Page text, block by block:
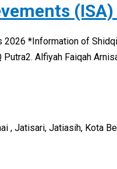
*Information of
Alfiyah Faiqah
, Jatisari, Jatiasih, Kota